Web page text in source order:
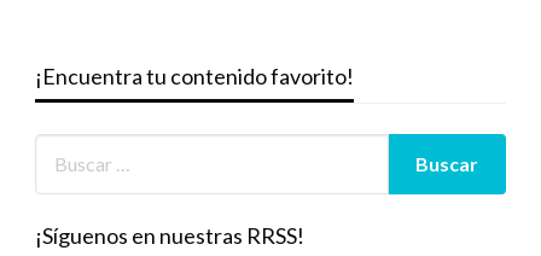
¡Encuentra tu contenido favorito!
¡Síguenos en nuestras RRSS!